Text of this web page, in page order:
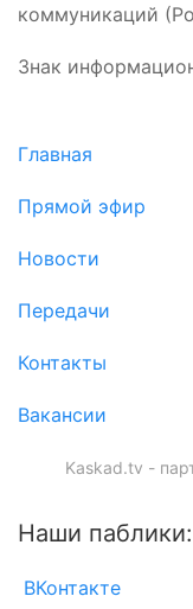
коммуникаций
Знак
Главная
Прямой эфир
Новости
Передачи
Контакты
Вакансии
Kaskad.tv -
Наши паблики:
ВКонтакте